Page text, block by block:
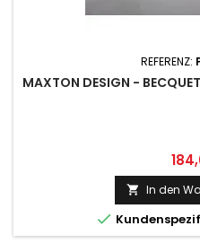
REFERENZ:
MAXTON DESIGN -
 In den
